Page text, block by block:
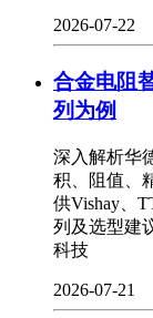
2026-07-22
合金电阻
列为例
深入解析华
积、阻值、
供Vishay、
列及选型建
科技
2026-07-21